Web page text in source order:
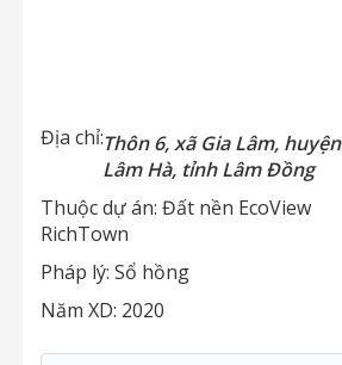
Địa chỉ:Thôn 6, xã Gia Lâm, huyện
Lâm Hà, tỉnh Lâm Đồng
Thuộc dự án: Đất nền EcoView
RichTown
Pháp lý: Sổ hồng
Năm XD: 2020